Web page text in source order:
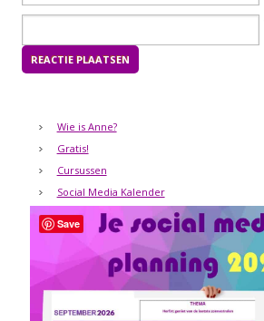
Wie is Anne?
Gratis!
Cursussen
Social Media Kalender
Save